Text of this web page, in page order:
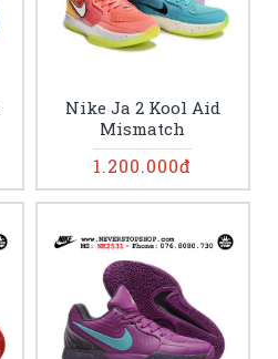
Nike Ja 2 Kool Aid
Mismatch
1.200.000đ